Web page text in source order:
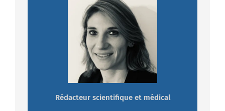
Rédacteur scientifique et médical
Odile CHOUBERT - MOLY
Passionnée par la santé et dotée d'une
grande rigueur scientifique